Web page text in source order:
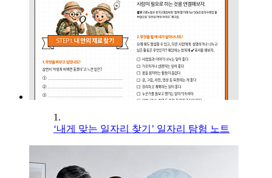
1.
‘내게 맞는 일자리 찾기’ 일자리 탐험 노트